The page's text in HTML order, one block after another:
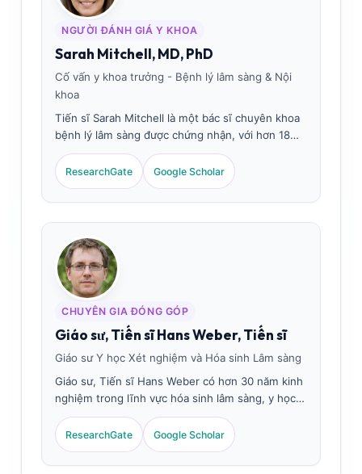
NGƯỜI ĐÁNH GIÁ Y KHOA
Sarah Mitchell, MD, PhD
Cố vấn y khoa trưởng - Bệnh lý lâm sàng & Nội
khoa
Tiến sĩ Sarah Mitchell là một bác sĩ chuyên khoa
bệnh lý lâm sàng được chứng nhận, với hơn 18
năm kinh nghiệm trong lĩnh vực y học xét
nghiệm và chẩn đoán sức khỏe sinh sản. Bà có
chứng chỉ chuyên ngành về hóa học lâm sàng và
đã công bố nhiều bài báo về các xét nghiệm dấu
ấn sinh học hormone và phân tích xét nghiệm
phụ khoa trong thực tiễn lâm sàng.
ResearchGate Google Scholar
CHUYÊN GIA ĐÓNG GÓP
Giáo sư, Tiến sĩ Hans Weber, Tiến sĩ
Giáo sư Y học Xét nghiệm và Hóa sinh Lâm sàng
Giáo sư, Tiến sĩ Hans Weber có hơn 30 năm kinh
nghiệm trong lĩnh vực hóa sinh lâm sàng, y học
xét nghiệm nội tiết và nghiên cứu dấu ấn sinh
học hormone. Là cựu Chủ tịch Hiệp hội Hóa học
Lâm sàng Đức, ông chuyên về các xét nghiệm
nội tiết sinh sản, phân tích chức năng tuyến giáp
ResearchGate Google Scholar